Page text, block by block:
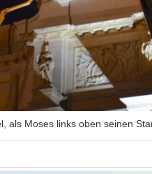
als Moses links oben seinen